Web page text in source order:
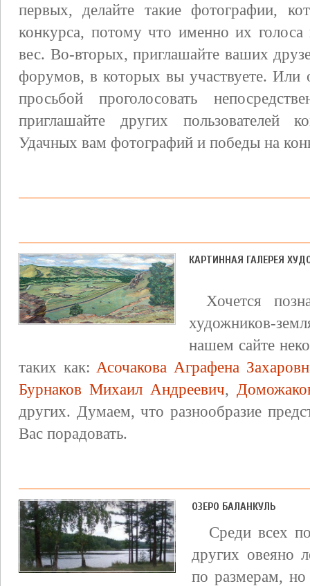
первых, делайте такие фотографии,
конкурса, потому что именно их
вес. Во-вторых, приглашайте ваших
форумов, в которых вы участвуете. Или
просьбой проголосовать
приглашайте других пользователей
Удачных вам фотографий и победы на
КАРТИННАЯ ГАЛЕРЕЯ
Хочется
художников-
нашем сайте
таких как: Асочакова Аграфена
Бурнаков Михаил Андреевич,
других. Думаем, что разнообразие
Вас порадовать.
ОЗЕРО БАЛАНКУЛЬ
Среди всех
других овеяно
по размерам, но